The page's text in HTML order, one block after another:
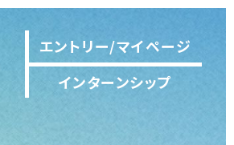
エントリー/マイページ
インターンシップ